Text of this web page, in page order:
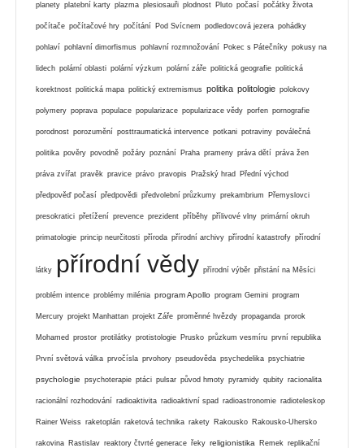
planety platební karty plazma plesiosauři plodnost Pluto počasí počátky života
počítače počítačové hry počítání Pod Svícnem podledovcová jezera pohádky
pohlaví pohlavní dimorfismus pohlavní rozmnožování Pokec s Pátečníky pokusy na
lidech polární oblasti polární výzkum polární záře politická geografie politická
korektnost politická mapa politický extremismus politika politologie polokovy
polymery poprava populace popularizace popularizace vědy porfen pornografie
porodnost porozumění posttraumatická intervence potkani potraviny poválečná
politika pověry povodně požáry poznání Praha prameny práva dětí práva žen
práva zvířat pravěk pravice právo pravopis Pražský hrad Přední východ
předpověď počasí předpovědi předvolební průzkumy prekambrium Přemyslovci
presokratici přetížení prevence prezident příběhy přílivové vlny primární okruh
primatologie princip neurčitosti příroda přírodní archivy přírodní katastrofy přírodní
látky přírodní vědy přírodní výběr přistání na Měsíci
problém intence problémy milénia program Apollo program Gemini program
Mercury projekt Manhattan projekt Záře proměnné hvězdy propaganda prorok
Mohamed prostor protilátky protistologie Prusko průzkum vesmíru první republika
První světová válka prvočísla prvohory pseudověda psychedelika psychiatrie
psychologie psychoterapie ptáci pulsar původ hmoty pyramidy qubity racionalita
racionální rozhodování radioaktivita radioaktivní spad radioastronomie radioteleskop
Rainer Weiss raketoplán raketová technika rakety Rakousko Rakousko-Uhersko
rakovina Rastislav reaktory čtvrté generace řeky religionistika Remek replikační